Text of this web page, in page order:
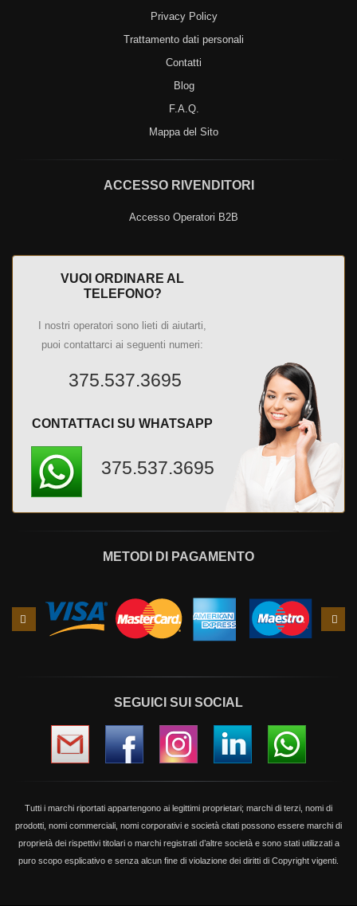
Privacy Policy
Trattamento dati personali
Contatti
Blog
F.A.Q.
Mappa del Sito
ACCESSO RIVENDITORI
Accesso Operatori B2B
VUOI ORDINARE AL
TELEFONO?
I nostri operatori sono lieti di aiutarti,
puoi contattarci ai seguenti numeri:
375.537.3695
CONTATTACI SU WHATSAPP
375.537.3695
METODI DI PAGAMENTO
precedente
SEGUICI SUI SOCIAL
Tutti i marchi riportati appartengono ai legittimi proprietari; marchi di terzi, nomi di
prodotti, nomi commerciali, nomi corporativi e società citati possono essere marchi di
proprietà dei rispettivi titolari o marchi registrati d’altre società e sono stati utilizzati a
puro scopo esplicativo e senza alcun fine di violazione dei diritti di Copyright vigenti.